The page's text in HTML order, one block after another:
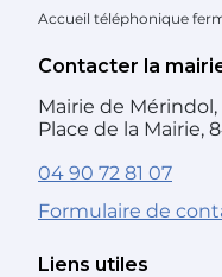
Accueil téléphonique
Contacter la
Mairie de Mérindol,
Place de la Mairie,
04 90 72 81 07
Formulaire de
Liens utiles